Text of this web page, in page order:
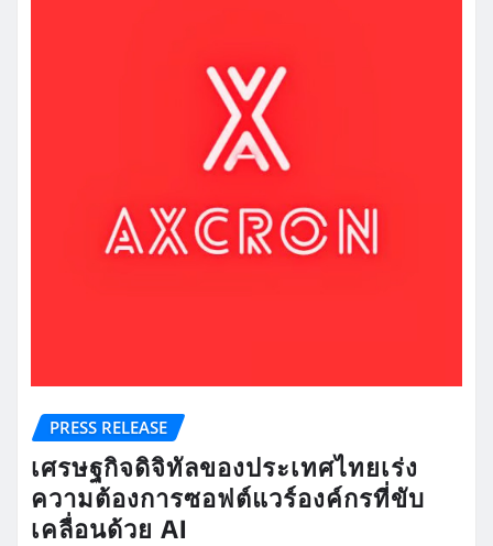
PRESS RELEASE
เศรษฐกิจดิจิทัลของประเทศไทยเร่ง
ความต้องการซอฟต์แวร์องค์กรที่ขับ
เคลื่อนด้วย AI